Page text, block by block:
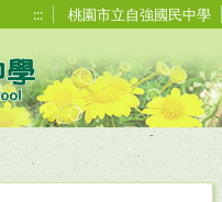
::: 桃園市立自強國民中學